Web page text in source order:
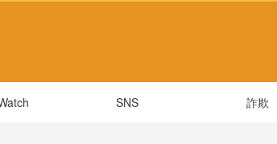
SNS 詐欺